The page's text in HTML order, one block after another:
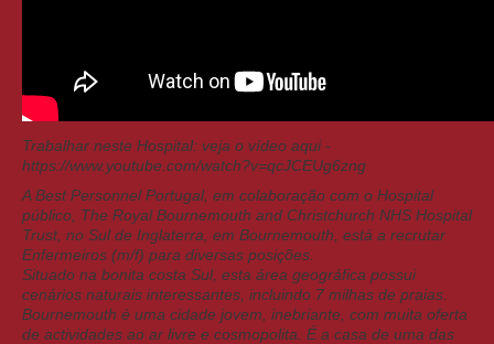
Trabalhar neste Hospital: veja o vídeo aqui -
https://www.youtube.com/watch?v=qcJCEUg6zng
A Best Personnel Portugal, em colaboração com o Hospital
público, The Royal Bournemouth and Christchurch NHS Hospital
Trust, no Sul de Inglaterra, em Bournemouth, está a recrutar
Enfermeiros (m/f) para diversas posições.
Situado na bonita costa Sul, esta área geográfica possui
cenários naturais interessantes, incluindo 7 milhas de praias.
Bournemouth é uma cidade jovem, inebriante, com muita oferta
de actividades ao ar livre e cosmopolita. É a casa de uma das